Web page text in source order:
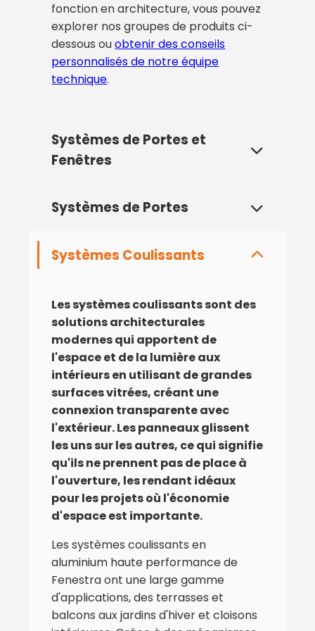
fonction en architecture, vous pouvez
explorer nos groupes de produits ci-
dessous ouobtenir des conseils
personnalisés de notre équipe
technique.
Systèmes de Portes et
Fenêtres
Les systèmes de portes et fenêtres
les plus cruciaux qui relient un
bâtiment au monde extérieur,
impactent directement le confort
de vie. Fenestra propose des
solutions de portes et fenêtres en
aluminium qui offrent des
performances de haut niveau et
une flexibilité de conception selon
les besoins de votre projet.
Qu'il s'agisse d'un projet résidentiel
visant une efficacité énergétique
maximale ou d'un projet de bureau
recherchant la transparence et un
aspect moderne à l'intérieur, nous
avons un système adapté à chaque
scénario. Nous réduisons vos coûts
énergétiques avec nos systèmes à
haute performance à isolation
thermique, tout en offrant des
solutions esthétiques et économiques
avec nos systèmes non isolés.
Systèmes de Portes
Les systèmes de portes Fenestra
l'entrée d'un espace, reflètent son
identité esthétique et déterminent
sa fonctionnalité. Qu'il s'agisse
d'ouvrir complètement une large
terrasse ou de créer une entrée de
bureau prestigieuse, nous avons
des systèmes de portes en
aluminium haute performance
pour chaque besoin.
Avec leurs designs modernes, leur
qualité de matériau supérieure et
leurs mécanismes durables, nos
esthétique et fonctionnelle à votre
projet. Nous offrons la solution la plus
adaptée à votre vision architecturale
avec différents types d'ouverture, tels
que les portes pliantes qui fusionnent
Systèmes Coulissants
Les systèmes coulissants sont des
solutions architecturales
modernes qui apportent de
l'espace et de la lumière aux
intérieurs en utilisant de grandes
surfaces vitrées, créant une
connexion transparente avec
l'extérieur. Les panneaux glissent
les uns sur les autres, ce qui signifie
qu'ils ne prennent pas de place à
l'ouverture, les rendant idéaux
pour les projets où l'économie
d'espace est importante.
Les systèmes coulissants en
aluminium haute performance de
Fenestra ont une large gamme
d'applications, des terrasses et
balcons aux jardins d'hiver et cloisons